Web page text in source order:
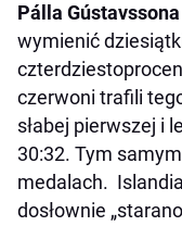
Pálla Gústavssona
wymienić
czerwoni trafili
słabej pierwszej i
30:32. Tym
medalach.
dosłownie